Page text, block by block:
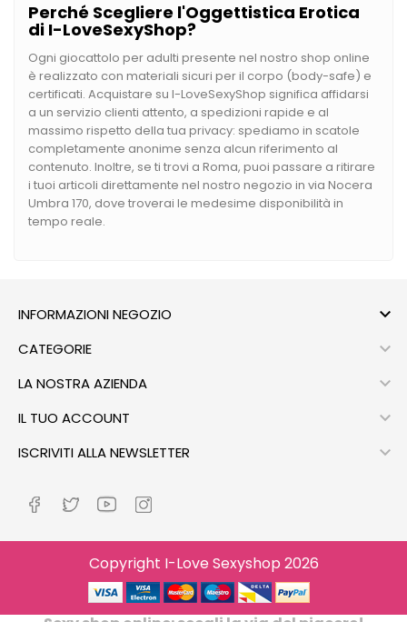
Perché Scegliere l'Oggettistica Erotica
di I-LoveSexyShop?
Ogni giocattolo per adulti presente nel nostro shop online
è realizzato con materiali sicuri per il corpo (body-safe) e
certificati. Acquistare su I-LoveSexyShop significa affidarsi
a un servizio clienti attento, a spedizioni rapide e al
massimo rispetto della tua privacy: spediamo in scatole
completamente anonime senza alcun riferimento al
contenuto. Inoltre, se ti trovi a Roma, puoi passare a ritirare
i tuoi articoli direttamente nel nostro negozio in via Nocera
Umbra 170, dove troverai le medesime disponibilità in
tempo reale.
INFORMAZIONI NEGOZIO 
CATEGORIE 
LA NOSTRA AZIENDA 
IL TUO ACCOUNT 
ISCRIVITI ALLA NEWSLETTER 
Copyright I-Love Sexyshop 2026